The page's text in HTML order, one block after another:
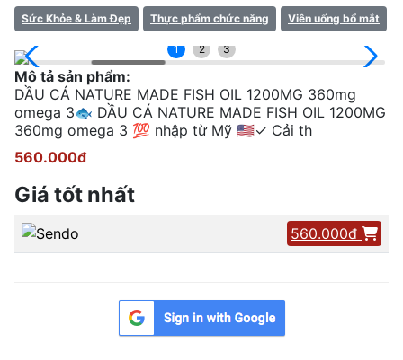
Sức Khỏe & Làm Đẹp Thực phẩm chức năng Viên uống bổ mắt
1 2 3
Mô tả sản phẩm:
DẦU CÁ NATURE MADE FISH OIL 1200MG 360mg
omega 3🐟 DẦU CÁ NATURE MADE FISH OIL 1200MG
360mg omega 3 💯 nhập từ Mỹ 🇺🇸✓ Cải th
560.000đ
Giá tốt nhất
560.000đ